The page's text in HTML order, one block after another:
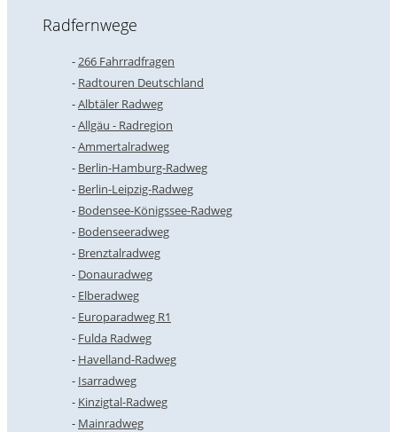
Radfernwege
266 Fahrradfragen
Radtouren Deutschland
Albtäler Radweg
Allgäu - Radregion
Ammertalradweg
Berlin-Hamburg-Radweg
Berlin-Leipzig-Radweg
Bodensee-Königssee-Radweg
Bodenseeradweg
Brenztalradweg
Donauradweg
Elberadweg
Europaradweg R1
Fulda Radweg
Havelland-Radweg
Isarradweg
Kinzigtal-Radweg
Mainradweg